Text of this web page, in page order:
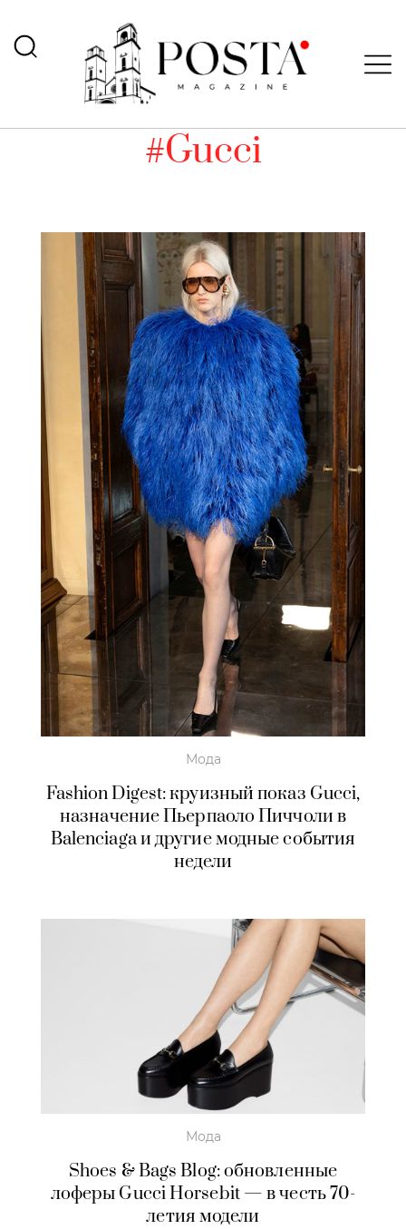
#Gucci
Мода
Fashion Digest: круизный показ Gucci,
назначение Пьерпаоло Пиччоли в
Balenciaga и другие модные события
недели
Мода
Shoes & Bags Blog: обновленные
лоферы Gucci Horsebit — в честь 70-
летия модели